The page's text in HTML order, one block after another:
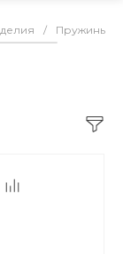
/ Пружины